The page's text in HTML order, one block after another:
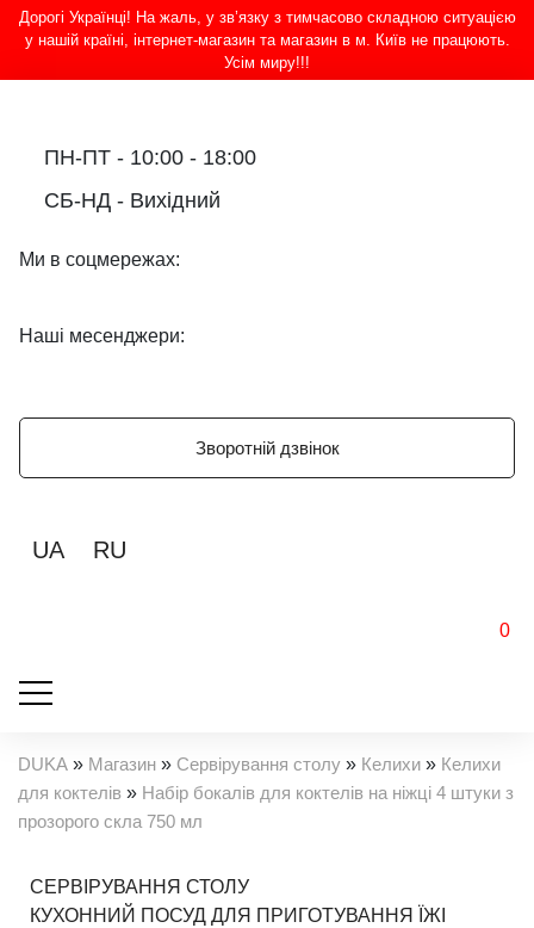
Дорогі Українці! На жаль, у зв’язку з тимчасово складною ситуацією
у нашій країні, інтернет-магазин та магазин в м. Київ не працюють.
Усім миру!!!
ПН-ПТ - 10:00 - 18:00
СБ-НД - Вихідний
Ми в соцмережах:
Наші месенджери:
Зворотній дзвінок
UA RU
0
DUKA » Магазин » Сервірування столу » Келихи » Келихи
для коктелів » Набір бокалів для коктелів на ніжці 4 штуки з
прозорого скла 750 мл
СЕРВІРУВАННЯ СТОЛУ
КУХОННИЙ ПОСУД ДЛЯ ПРИГОТУВАННЯ ЇЖІ